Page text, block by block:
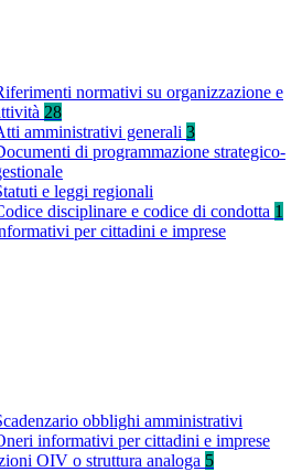
normativi su organizzazione e
28
amministrativi generali 3
di programmazione strategico-
e leggi regionali
disciplinare e codice di condotta 1
per cittadini e imprese
obblighi amministrativi
informativi per cittadini e imprese
OIV o struttura analoga 5